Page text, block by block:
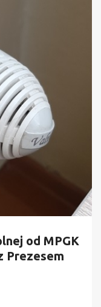
od MPGK
Prezesem